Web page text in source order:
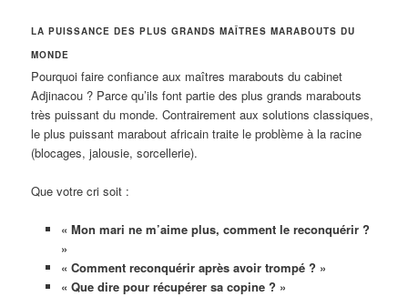
LA PUISSANCE DES PLUS GRANDS MAÎTRES MARABOUTS DU
MONDE
Pourquoi faire confiance aux maîtres marabouts du cabinet
Adjinacou ? Parce qu’ils font partie des plus grands marabouts
très puissant du monde. Contrairement aux solutions classiques,
le plus puissant marabout africain traite le problème à la racine
(blocages, jalousie, sorcellerie).
Que votre cri soit :
« Mon mari ne m’aime plus, comment le reconquérir ?
»
« Comment reconquérir après avoir trompé ? »
« Que dire pour récupérer sa copine ? »